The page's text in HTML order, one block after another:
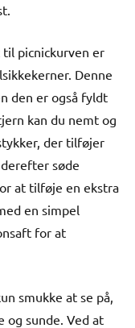
picnickurven er
Denne
den er også fyldt
kan du nemt og
der tilføjer
søde
at tilføje en ekstra
en simpel
for at
smukke at se på,
og sunde. Ved at